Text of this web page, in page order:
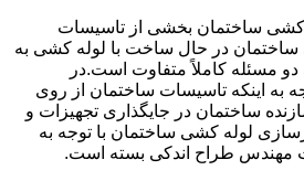
کشی ساختمان بخشی از تاسیسات
در حال ساخت با لوله کشی به
مسئله کاملاً متفاوت است.در
به اینکه تاسیسات ساختمان از روی
ساختمان در جایگذاری تجهیزات و
لوله کشی ساختمان با توجه به
طراح اندکی بسته است.